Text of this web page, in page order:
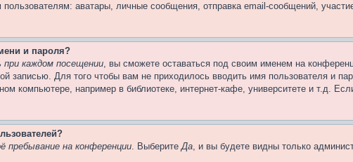
аватары, личные сообщения, отправка email-сообщений,
и пароля?
каждом посещении, вы сможете оставаться под своим именем на
записью. Для того чтобы вам не приходилось вводить имя пользователя и
компьютере, например в библиотеке, интернет-кафе, университете и т.д.
пребывание на конференции. ВыберитеДа, и вы будете видны только